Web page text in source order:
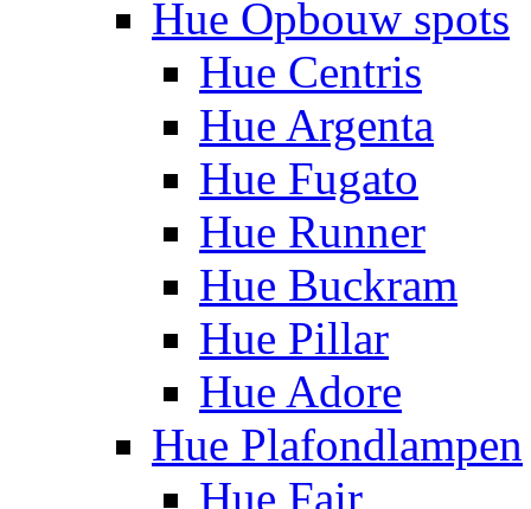
Hue Opbouw spots
Hue Centris
Hue Argenta
Hue Fugato
Hue Runner
Hue Buckram
Hue Pillar
Hue Adore
Hue Plafondlampen
Hue Fair